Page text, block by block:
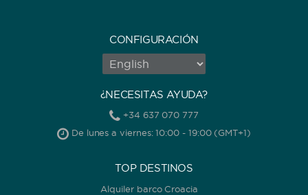
CONFIGURACIÓN
¿NECESITAS AYUDA?
+34 637 070 777
De lunes a viernes: 10:00 - 19:00 (GMT+1)
TOP DESTINOS
Alquiler barco Croacia